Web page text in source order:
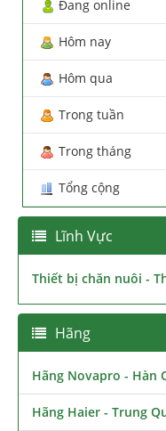
Đang online
Hôm nay
Hôm qua
Trong tuần
Trong tháng
Tổng cộng
Lĩnh Vực
Thiết bị chăn nuôi -
Hãng
Hãng Novapro - Hàn
Hãng Haier - Trung